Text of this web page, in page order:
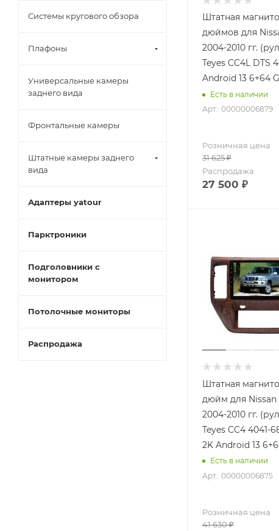
Штатная
дюймов для
2004-2010 гг.
Teyes CC4L DTS
Android 13 6+64
Есть в наличии
Арт.: 00000006879
Розничная цена
31 625₽
Распродажа
27 500 ₽
Штатная
дюйм для Nissan
2004-2010 гг.
Teyes CC4 4041-
2K Android 13
Есть в наличии
Арт.: 00000006875
Розничная цена
41 630₽
Системы кругового обзора
Плафоны
Универсальные камеры
заднего вида
Фронтальные камеры
Штатные камеры заднего
вида
Адаптеры yatour
Парктроники
Подголовники с
монитором
Потолочные мониторы
Распродажа